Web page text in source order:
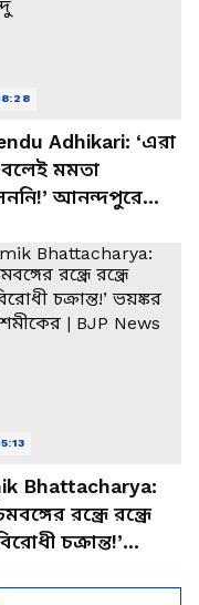
Adhikari: ‘এরা
বলেই মমতা
আনন্দপুরে
করলেন শুভেন্দু
Bhattacharya:
রন্ধ্রে রন্ধ্রে
চক্রান্ত!’